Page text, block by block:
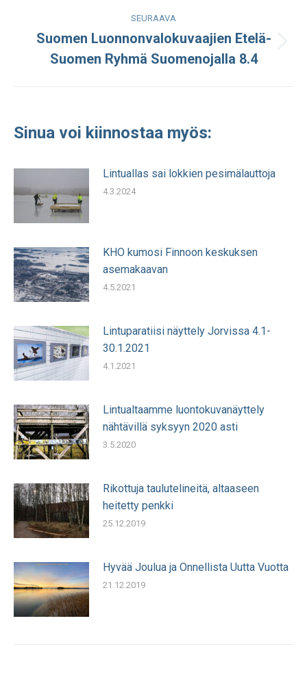
SEURAAVA
julkaisu:
Suomen Luonnonvalokuvaajien Etelä-
Suomen Ryhmä Suomenojalla 8.4
Sinua voi kiinnostaa myös:
Lintuallas sai lokkien pesimälauttoja
4.3.2024
KHO kumosi Finnoon keskuksen
asemakaavan
4.5.2021
Lintuparatiisi näyttely Jorvissa 4.1-
30.1.2021
4.1.2021
Lintualtaamme luontokuvanäyttely
nähtävillä syksyyn 2020 asti
3.5.2020
Rikottuja taulutelineitä, altaaseen
heitetty penkki
25.12.2019
Hyvää Joulua ja Onnellista Uutta Vuotta
21.12.2019